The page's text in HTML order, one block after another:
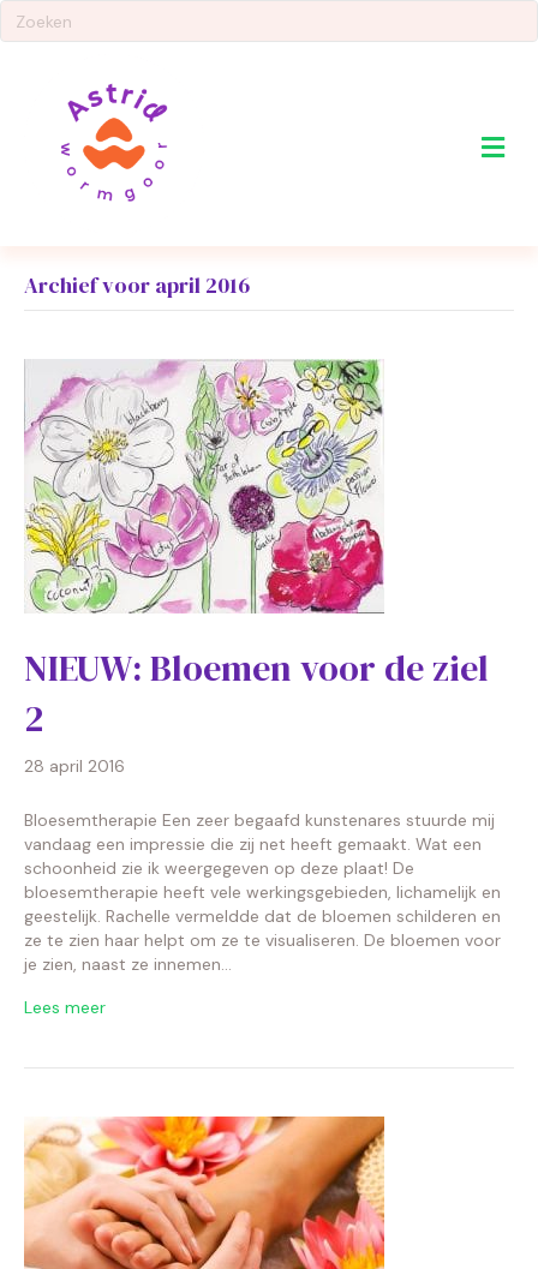
Archief voor april 2016
NIEUW: Bloemen voor de ziel
2
28 april 2016
Bloesemtherapie Een zeer begaafd kunstenares stuurde mij
vandaag een impressie die zij net heeft gemaakt. Wat een
schoonheid zie ik weergegeven op deze plaat! De
bloesemtherapie heeft vele werkingsgebieden, lichamelijk en
geestelijk. Rachelle vermeldde dat de bloemen schilderen en
ze te zien haar helpt om ze te visualiseren. De bloemen voor
je zien, naast ze innemen…
Lees meer